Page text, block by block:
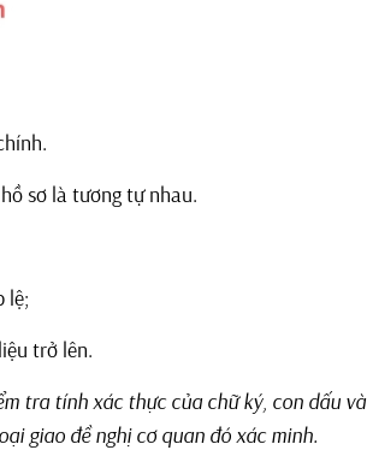
sơ là tương tự nhau.
lệ;
trở lên.
tra tính xác thực của chữ ký, con dấu và
giao đề nghị cơ quan đó xác minh.